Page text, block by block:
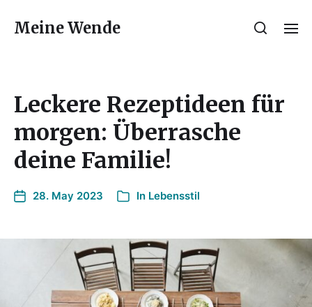
Meine Wende
Leckere Rezeptideen für
morgen: Überrasche
deine Familie!
28. May 2023 In Lebensstil